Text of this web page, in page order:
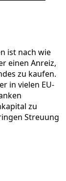
ist nach wie
einen Anreiz,
zu kaufen.
in vielen EU-
zu
Streuung